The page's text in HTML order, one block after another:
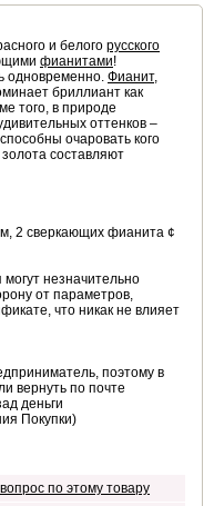
и белого русского
фианитами!
одновременно. Фианит,
бриллиант как
того, в природе
оттенков –
очаровать кого
составляют
2 сверкающих фианита ¢
незначительно
от параметров,
что никак не влияет
поэтому в
вернуть по почте
деньги
Покупки)
по этому товару